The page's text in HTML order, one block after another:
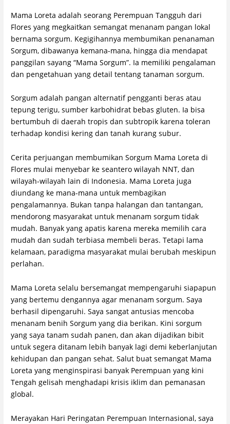
Mama Loreta adalah seorang Perempuan Tangguh dari
Flores yang megkaitkan semangat menanam pangan lokal
bernama sorgum. Kegigihannya membumikan penanaman
Sorgum, dibawanya kemana-mana, hingga dia mendapat
panggilan sayang “Mama Sorgum”. Ia memiliki pengalaman
dan pengetahuan yang detail tentang tanaman sorgum.
Sorgum adalah pangan alternatif pengganti beras atau
tepung terigu, sumber karbohidrat bebas gluten. Ia bisa
bertumbuh di daerah tropis dan subtropik karena toleran
terhadap kondisi kering dan tanah kurang subur.
Cerita perjuangan membumikan Sorgum Mama Loreta di
Flores mulai menyebar ke seantero wilayah NNT, dan
wilayah-wilayah lain di Indonesia. Mama Loreta juga
diundang ke mana-mana untuk membagikan
pengalamannya. Bukan tanpa halangan dan tantangan,
mendorong masyarakat untuk menanam sorgum tidak
mudah. Banyak yang apatis karena mereka memilih cara
mudah dan sudah terbiasa membeli beras. Tetapi lama
kelamaan, paradigma masyarakat mulai berubah meskipun
perlahan.
Mama Loreta selalu bersemangat mempengaruhi siapapun
yang bertemu dengannya agar menanam sorgum. Saya
berhasil dipengaruhi. Saya sangat antusias mencoba
menanam benih Sorgum yang dia berikan. Kini sorgum
yang saya tanam sudah panen, dan akan dijadikan bibit
untuk segera ditanam lebih banyak lagi demi keberlanjutan
kehidupan dan pangan sehat. Salut buat semangat Mama
Loreta yang menginspirasi banyak Perempuan yang kini
Tengah gelisah menghadapi krisis iklim dan pemanasan
global.
Merayakan Hari Peringatan Perempuan Internasional, saya